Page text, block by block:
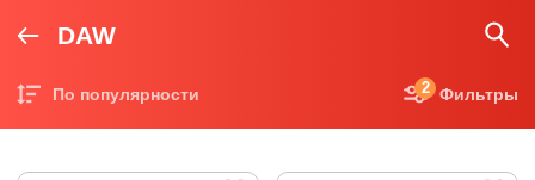
DAW
По популярности Фильтры
2